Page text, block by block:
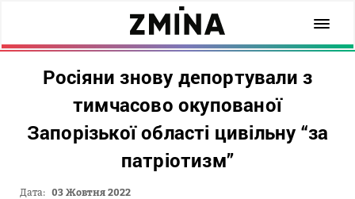
Росіяни знову депортували з
тимчасово окупованої
Запорізької області цивільну “за
патріотизм”
Дата: 03 Жовтня 2022